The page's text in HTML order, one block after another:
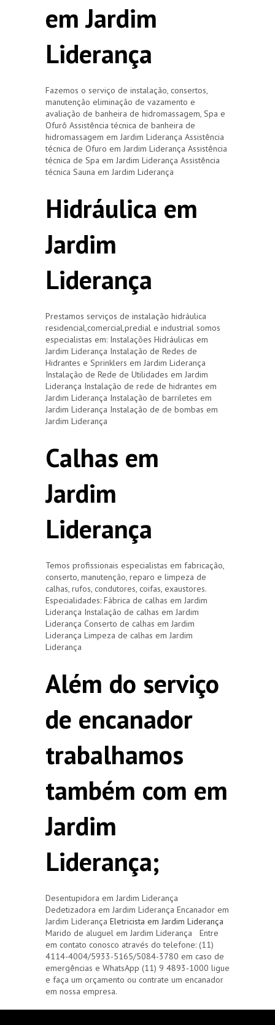
em Jardim
Liderança
Fazemos o serviço de instalação, consertos,
manutenção eliminação de vazamento e
avaliação de banheira de hidromassagem, Spa e
Ofurô Assistência técnica de banheira de
hidromassagem em Jardim Liderança Assistência
técnica de Ofuro em Jardim Liderança Assistência
técnica de Spa em Jardim Liderança Assistência
técnica Sauna em Jardim Liderança
Hidráulica em
Jardim
Liderança
Prestamos serviços de instalação hidráulica
residencial,comercial,predial e industrial somos
especialistas em: Instalações Hidráulicas em
Jardim Liderança Instalação de Redes de
Hidrantes e Sprinklers em Jardim Liderança
Instalação de Rede de Utilidades em Jardim
Liderança Instalação de rede de hidrantes em
Jardim Liderança Instalação de barriletes em
Jardim Liderança Instalação de de bombas em
Jardim Liderança
Calhas em
Jardim
Liderança
Temos profissionais especialistas em fabricação,
conserto, manutenção, reparo e limpeza de
calhas, rufos, condutores, coifas, exaustores.
Especialidades: Fábrica de calhas em Jardim
Liderança Instalação de calhas em Jardim
Liderança Conserto de calhas em Jardim
Liderança Limpeza de calhas em Jardim
Liderança
Além do serviço
de encanador
trabalhamos
também com em
Jardim
Liderança;
Desentupidora em Jardim Liderança
Dedetizadora em Jardim Liderança Encanador em
Jardim Liderança Eletricista em Jardim Liderança
Marido de aluguel em Jardim Liderança Entre
em contato conosco através do telefone: (11)
4114-4004/5933-5165/5084-3780 em caso de
emergências e WhatsApp (11) 9 4893-1000 ligue
e faça um orçamento ou contrate um encanador
em nossa empresa.